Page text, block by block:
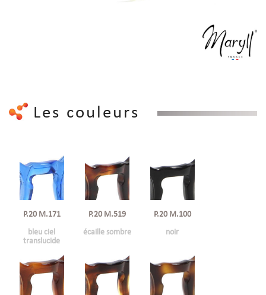
Les couleurs
P.20 M.171
bleu ciel
translucide
P.20 M.519
écaille sombre
P.20 M.100
noir